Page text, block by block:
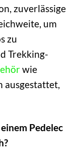
zuverlässige
um
zu
Trekking-
wie
ausgestattet,
Pedelec